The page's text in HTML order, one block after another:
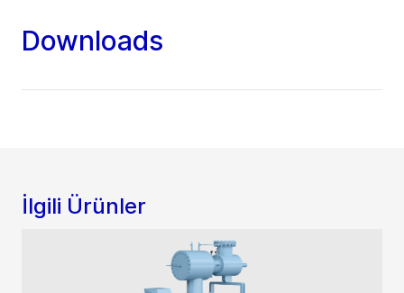
Downloads
İlgili Ürünler